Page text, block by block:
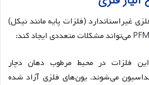
غیراستاندارد (فلزات پایه مانند نیکل)
این فلزات در محیط مرطوب دهان دچار
می‌شوند. یون‌های فلزی آزاد شده